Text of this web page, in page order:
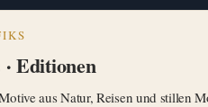
Editionen
aus Natur, Reisen und stillen